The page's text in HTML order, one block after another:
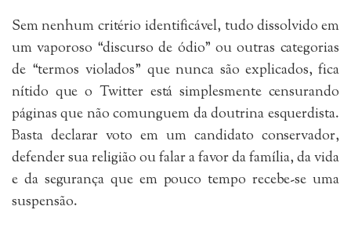
Sem nenhum critério identificável, tudo dissolvido em
um vaporoso “discurso de ódio” ou outras categorias
de “termos violados” que nunca são explicados, fica
nítido que o Twitter está simplesmente censurando
páginas que não comunguem da doutrina esquerdista.
Basta declarar voto em um candidato conservador,
defender sua religião ou falar a favor da família, da vida
e da segurança que em pouco tempo recebe-se uma
suspensão.